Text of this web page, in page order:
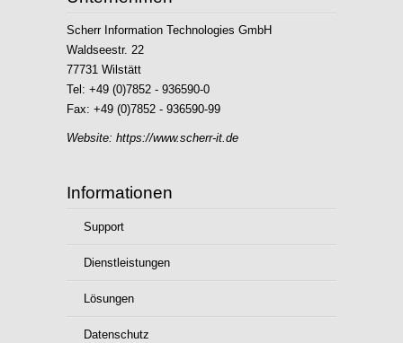
Scherr Information Technologies GmbH
Waldseestr. 22
77731 Wilstätt
Tel: +49 (0)7852 - 936590-0
Fax: +49 (0)7852 - 936590-99
Website: https://www.scherr-it.de
Informationen
Support
Dienstleistungen
Lösungen
Datenschutz